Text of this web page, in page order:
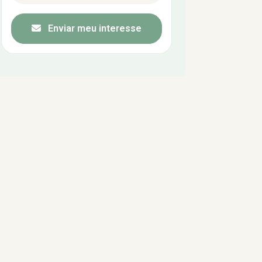
Enviar meu interesse